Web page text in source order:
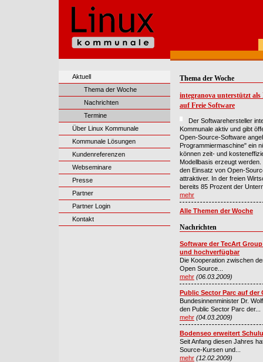
Aktuell
Thema der Woche
Nachrichten
Termine
Über Linux Kommunale
Kommunale Lösungen
Kundenreferenzen
Webseminare
Presse
Partner
Partner Login
Kontakt
Thema der Woche
integranova unterstützt
auf Freie Software
Der Softwarehersteller
Kommunale aktiv und gibt
Open-Source-Software
Programmiermaschine" ein
können zeit- und
Modellbasis erzeugt
den Einsatz von Open-
attraktiver. In der freien
bereits 85 Prozent der
mehr
Alle Themen der Woche
Nachrichten
Software der TecArt
und hochverfügbar
Die Kooperation zwischen
Open Source...
mehr (06.03.2009)
Public Sector Parc auf der
Bundesinnenminister Dr.
den Public Sector Parc der...
mehr (04.03.2009)
Bodenseo erweitert
Seit Anfang diesen Jahres
Source-Kursen und...
mehr (12.02.2009)